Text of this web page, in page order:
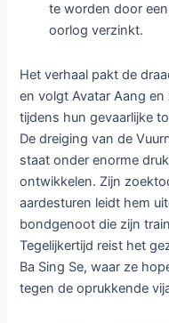
te worden door
oorlog verzinkt.
Het verhaal pakt de
en volgt Avatar Aang
tijdens hun gevaarlijke
De dreiging van de
staat onder enorme
ontwikkelen. Zijn
aardesturen leidt hem
bondgenoot die zijn
Tegelijkertijd reist het
Ba Sing Se, waar ze
tegen de oprukkende